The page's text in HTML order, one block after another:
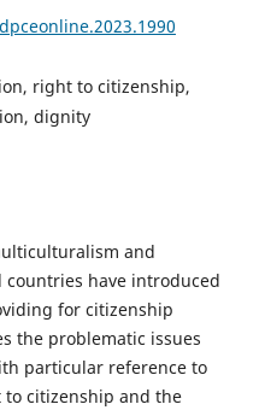
right to citizenship,
dignity
and
have introduced
for citizenship
the problematic issues
particular reference to
citizenship and the